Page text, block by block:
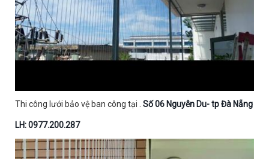
Thi công lưới bảo vệ ban công tại . Số 06 Nguyễn Du- tp Đà Nẵng
LH: 0977.200.287